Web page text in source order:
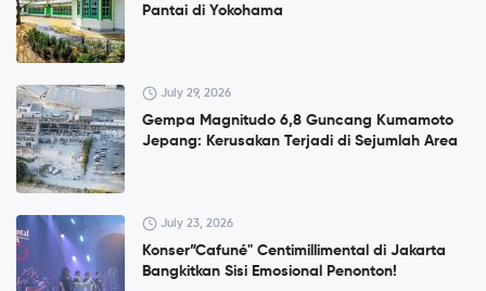
Pantai di Yokohama
July 29, 2026
Gempa Magnitudo 6,8 Guncang Kumamoto
Jepang: Kerusakan Terjadi di Sejumlah Area
July 23, 2026
Konser”Cafuné" Centimillimental di Jakarta
Bangkitkan Sisi Emosional Penonton!